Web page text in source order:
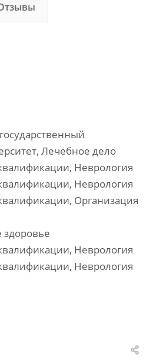
Лечебное дело
Неврология
Неврология
Организация
Неврология
Неврология